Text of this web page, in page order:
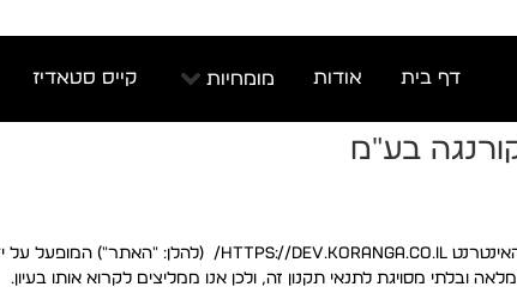
דף בית אודות מומחיות קייס סטאדיז
בע"מ
מסויגת לתנאי תקנון זה, ולכן אנו ממליצים לקרוא אותו בעיון.